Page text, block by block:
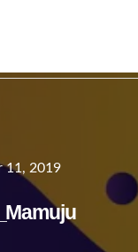
11, 2019